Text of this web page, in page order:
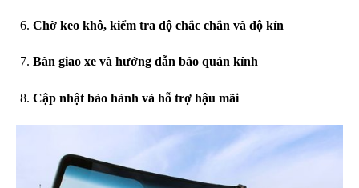
Chờ keo khô, kiểm tra độ chắc chắn và độ kín
Bàn giao xe và hướng dẫn bảo quản kính
Cập nhật bảo hành và hỗ trợ hậu mãi